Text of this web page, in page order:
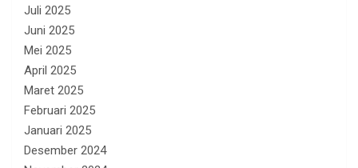
Juli 2025
Juni 2025
Mei 2025
April 2025
Maret 2025
Februari 2025
Januari 2025
Desember 2024